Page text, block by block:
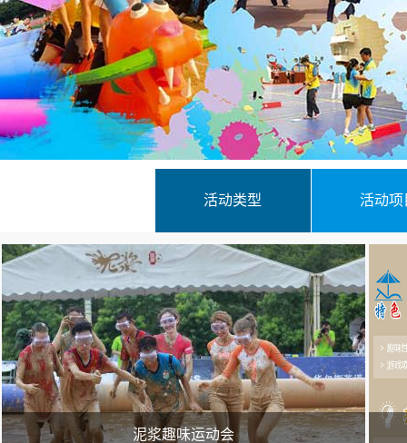
活动类型 活动项
泥浆趣味运动会